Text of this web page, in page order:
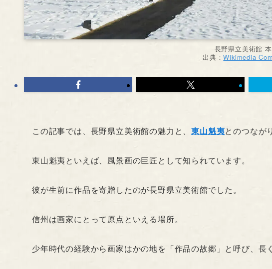
長野県立美術館
出典：Wikimedia
この記事では、長野県立美術館の魅力と、東山魁夷とのつなが
東山魁夷といえば、風景画の巨匠として知られています。
彼が生前に作品を寄贈したのが長野県立美術館でした。
信州は画家にとって原点といえる場所。
少年時代の経験から画家はかの地を「作品の故郷」と呼び、長